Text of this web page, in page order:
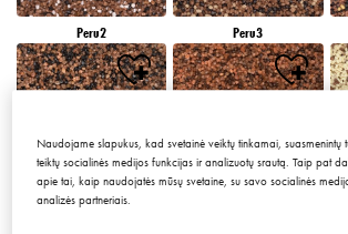
Peru2 Peru3
Peru5
Naudojame slapukus, kad svetainė veiktų tinkamai, suasmenintų
teiktų socialinės medijos funkcijas ir analizuotų srautą. Taip pat
apie tai, kaip naudojatės mūsų svetaine, su savo socialinės
analizės partneriais.